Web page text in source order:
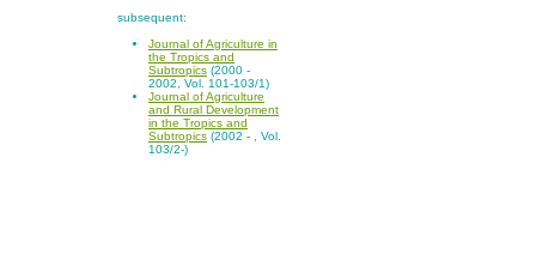
subsequent:
Journal of Agriculture in
the Tropics and
Subtropics (2000 -
2002, Vol. 101-103/1)
Journal of Agriculture
and Rural Development
in the Tropics and
Subtropics (2002 - , Vol.
103/2-)